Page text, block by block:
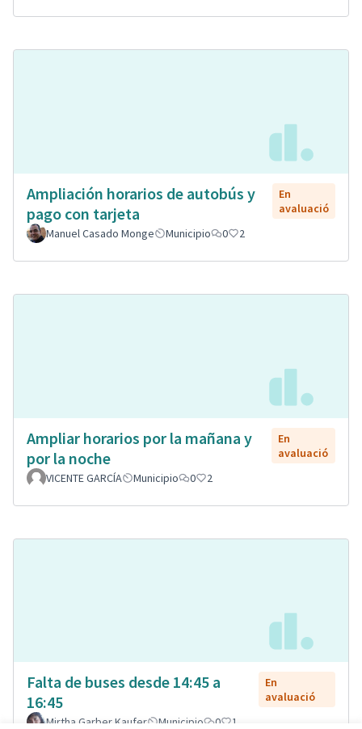
Ampliación horarios de autobús y
pago con tarjeta
En
avaluació
Manuel Casado Monge
Municipio 0 2
Ampliar horarios por la mañana y
por la noche
En
avaluació
VICENTE GARCÍA
Municipio 0 2
Falta de buses desde 14:45 a
16:45
En
avaluació
Mirtha Garber Kaufer
Municipio 0 1